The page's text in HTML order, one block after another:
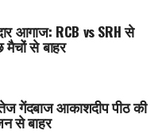
आगाज: RCB vs SRH से
से बाहर
गेंदबाज आकाशदीप पीठ की
से बाहर